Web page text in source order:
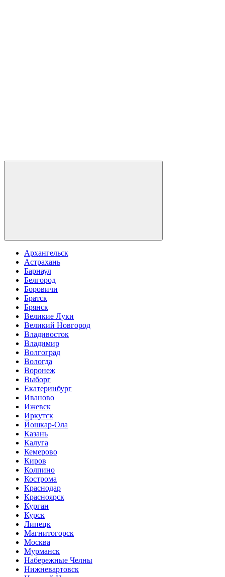
Архангельск
Астрахань
Барнаул
Белгород
Боровичи
Братск
Брянск
Великие Луки
Великий Новгород
Владивосток
Владимир
Волгоград
Вологда
Воронеж
Выборг
Екатеринбург
Иваново
Ижевск
Иркутск
Йошкар-Ола
Казань
Калуга
Кемерово
Киров
Колпино
Кострома
Краснодар
Красноярск
Курган
Курск
Липецк
Магнитогорск
Москва
Мурманск
Набережные Челны
Нижневартовск